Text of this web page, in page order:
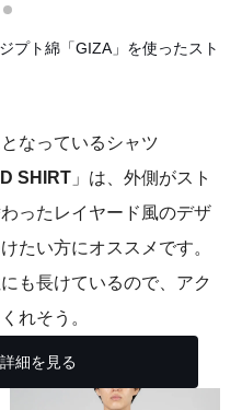
プト綿「GIZA」を使ったスト
なっているシャツ
SHIRT 」は、外側がスト
ったレイヤード風のデザ
たい方にオススメです。
も長けているので、アク
れそう。
細を見る